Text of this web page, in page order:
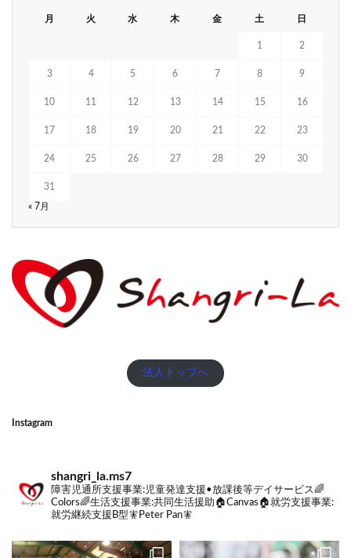
月 火 水 木 金 土 日
1 2
3 4 5 6 7 8 9
10 11 12 13 14 15 16
17 18 19 20 21 22 23
24 25 26 27 28 29 30
31
« 7月
法人トップへ
Instagram
shangri_la.ms7
障害児通所支援事業:児童発達支援•放課後等デイサービス🌈
Colors🌈生活支援事業:共同生活援助🏠Canvas🏠就労支援事業:
就労継続支援B型🧚Peter Pan🧚